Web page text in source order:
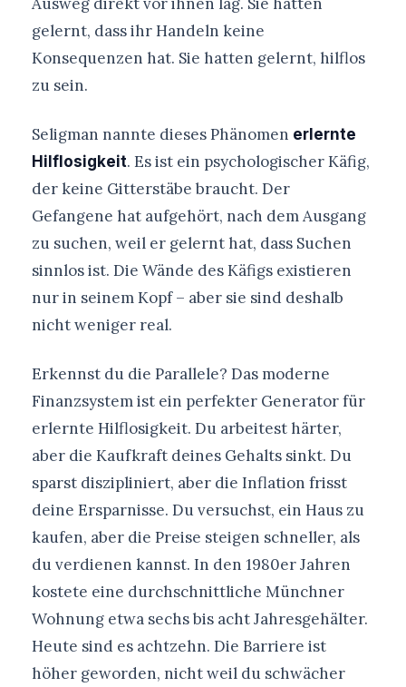
gelernt, dass ihr Handeln keine
Konsequenzen hat. Sie hatten gelernt, hilflos
zu sein.
Seligman nannte dieses Phänomen erlernte
Hilflosigkeit. Es ist ein psychologischer Käfig,
der keine Gitterstäbe braucht. Der
Gefangene hat aufgehört, nach dem Ausgang
zu suchen, weil er gelernt hat, dass Suchen
sinnlos ist. Die Wände des Käfigs existieren
nur in seinem Kopf – aber sie sind deshalb
nicht weniger real.
Erkennst du die Parallele? Das moderne
Finanzsystem ist ein perfekter Generator für
erlernte Hilflosigkeit. Du arbeitest härter,
aber die Kaufkraft deines Gehalts sinkt. Du
sparst diszipliniert, aber die Inflation frisst
deine Ersparnisse. Du versuchst, ein Haus zu
kaufen, aber die Preise steigen schneller, als
du verdienen kannst. In den 1980er Jahren
kostete eine durchschnittliche Münchner
Wohnung etwa sechs bis acht Jahresgehälter.
Heute sind es achtzehn. Die Barriere ist
höher geworden, nicht weil du schwächer